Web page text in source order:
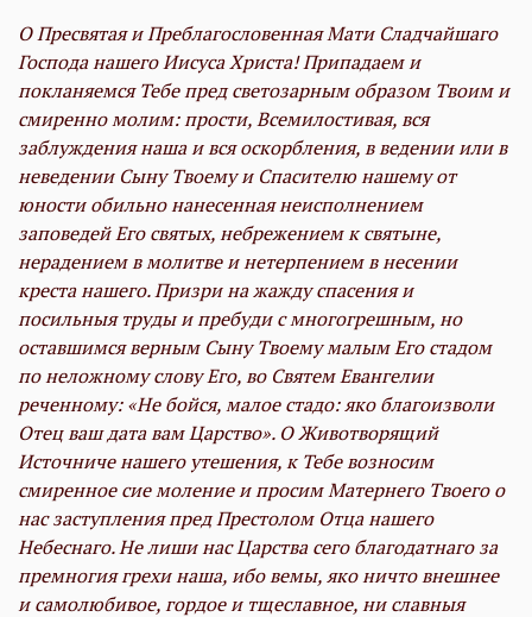
О Пресвятая и Преблагословенная Мати Сладчайшаго
Господа нашего Иисуса Христа! Припадаем и
покланяемся Тебе пред светозарным образом Твоим и
смиренно молим: прости, Всемилостивая, вся
заблуждения наша и вся оскорбления, в ведении или в
неведении Сыну Твоему и Спасителю нашему от
юности обильно нанесенная неисполнением
заповедей Его святых, небрежением к святыне,
нерадением в молитве и нетерпением в несении
креста нашего. Призри на жажду спасения и
посильныя труды и пребуди с многогрешным, но
оставшимся верным Сыну Твоему малым Его стадом
по неложному слову Его, во Святем Евангелии
реченному: «Не бойся, малое стадо: яко благоизволи
Отец ваш дата вам Царство». О Животворящий
Источниче нашего утешения, к Тебе возносим
смиренное сие моление и просим Матернего Твоего о
нас заступления пред Престолом Отца нашего
Небеснаго. Не лиши нас Царства сего благодатнаго за
премногия грехи наша, ибо вемы, яко ничто внешнее
и самолюбивое, гордое и тщеславное, ни славныя